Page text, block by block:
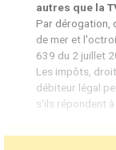
autres que la
Par dérogation,
de mer et
639 du 2 juillet
Les impôts,
débiteur légal
s'ils répondent